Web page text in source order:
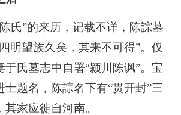
氏”的来历，记载不详，陈誴墓
明望族久矣，其来不可得”。仅
于氏墓志中自署“颍川陈讽”。宝
士题名，陈誴名下有“贯开封”三
家应徙自河南。